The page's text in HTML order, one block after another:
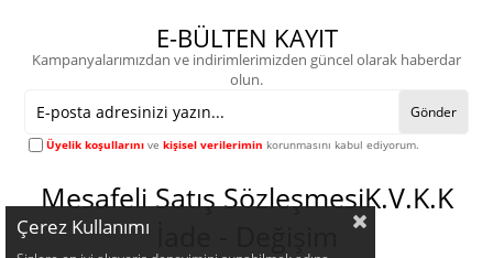
E-BÜLTEN KAYIT
Kampanyalarımızdan ve indirimlerimizden güncel olarak haberdar
olun.
Gönder
Üyelik koşullarını vekişisel verilerimin korunmasını kabul ediyorum.
Mesafeli Satış SözleşmesiK.V.K.K
Çerez Kullanımı